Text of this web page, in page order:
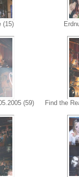
(15)
(59) Find the